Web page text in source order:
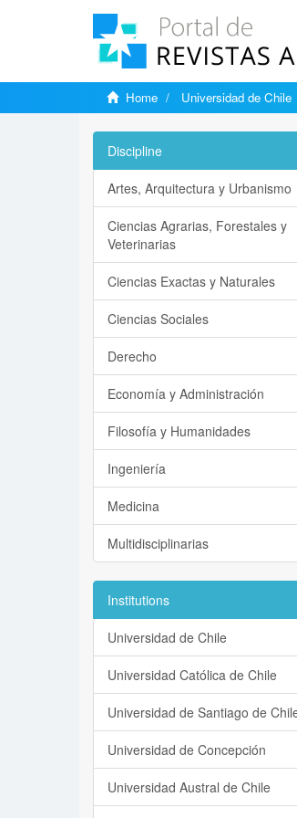
Home Universidad de Chile
Discipline
Artes, Arquitectura y Urbanismo
Ciencias Agrarias, Forestales y
Veterinarias
Ciencias Exactas y Naturales
Ciencias Sociales
Derecho
Economía y Administración
Filosofía y Humanidades
Ingeniería
Medicina
Multidisciplinarias
Institutions
Universidad de Chile
Universidad Católica de Chile
Universidad de Santiago de
Universidad de Concepción
Universidad Austral de Chile